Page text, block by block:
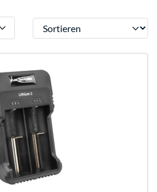
Sortieren